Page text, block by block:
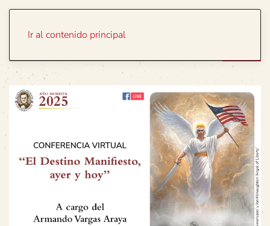
Ir al contenido principal